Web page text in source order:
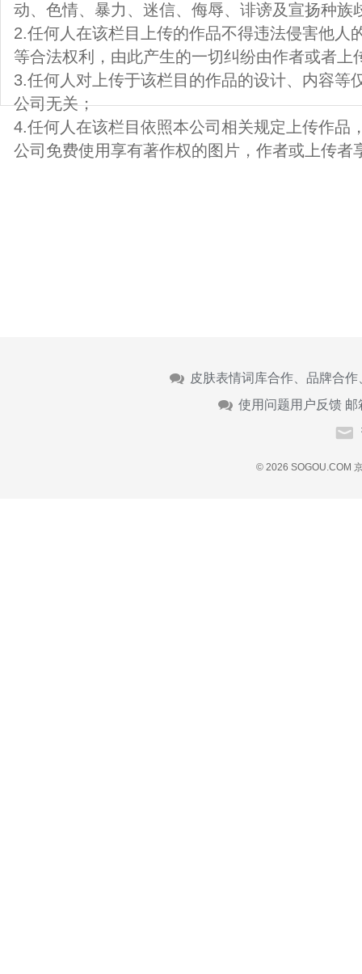
动、色情、暴力、迷信、侮辱、诽谤及宣扬种族
2.任何人在该栏目上传的作品不得违法侵害他人
等合法权利，由此产生的一切纠纷由作者或者上
3.任何人对上传于该栏目的作品的设计、内容等
公司无关；
4.任何人在该栏目依照本公司相关规定上传作品
公司免费使用享有著作权的图片，作者或上传者
皮肤表情词库合作、品牌合
使用问题用户反馈 邮
© 2026 SOGOU.COM